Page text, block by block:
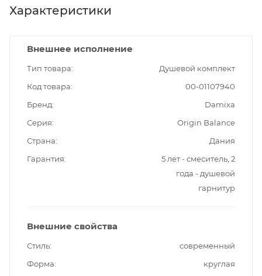
Характеристики
Внешнее исполнение
Тип товара
Душевой комплект
Код товара
00-01107940
Бренд
Damixa
Серия
Origin Balance
Страна
Дания
Гарантия
5 лет - смеситель, 2
года - душевой
гарнитур
Внешние свойства
Стиль
современный
Форма
круглая